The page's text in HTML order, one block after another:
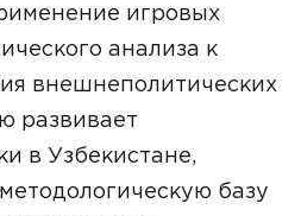
игровых
анализа к
внешнеполитических
развивает
в Узбекистане,
базу